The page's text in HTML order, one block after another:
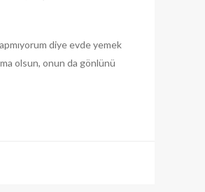
diye evde yemek
olsun, onun da gönlünü